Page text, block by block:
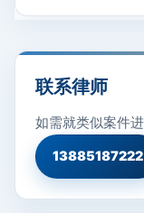
联系律师
如需就类似案件
13885187222